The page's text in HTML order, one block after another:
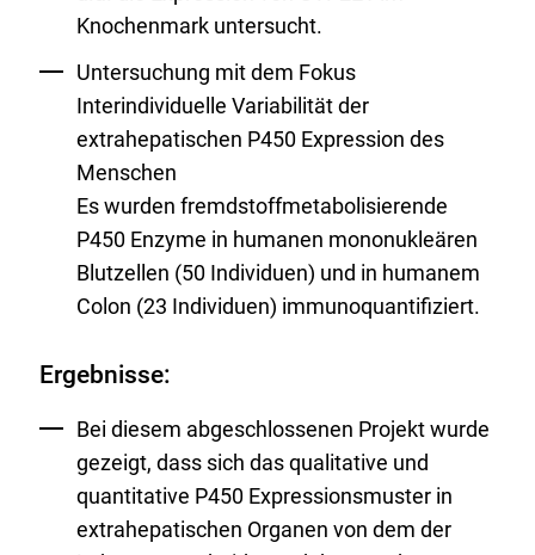
Knochenmark untersucht.
Untersuchung mit dem Fokus
Interindividuelle Variabilität der
extrahepatischen P450 Expression des
Menschen
Es wurden fremdstoffmetabolisierende
P450 Enzyme in humanen mononukleären
Blutzellen (50 Individuen) und in humanem
Colon (23 Individuen) immunoquantifiziert.
Ergebnisse:
Bei diesem abgeschlossenen Projekt wurde
gezeigt, dass sich das qualitative und
quantitative P450 Expressionsmuster in
extrahepatischen Organen von dem der